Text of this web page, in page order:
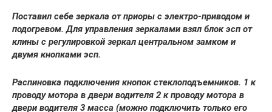
Поставил себе зеркала от приоры с электро-приводом и
подогревом. Для управления зеркалами взял блок эсп от
клины с регулировкой зеркал центральном замком и
двумя кнопками эсп.
Распиновка подключения кнопок стеклоподъемников. 1 к
проводу мотора в двери водителя 2 к проводу мотора в
двери водителя 3 масса (можно подключить только его